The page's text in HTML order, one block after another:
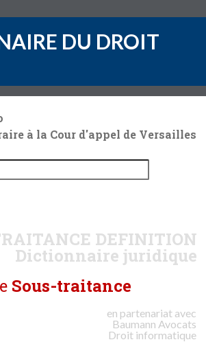
DU DROIT
à la Cour d'appel de Versailles
DEFINITION
Dictionnaire juridique
Sous-traitance
en partenariat avec
Baumann Avocats
Droit informatique